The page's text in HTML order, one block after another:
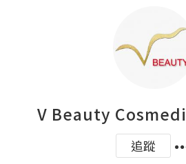
V Beauty
追蹤